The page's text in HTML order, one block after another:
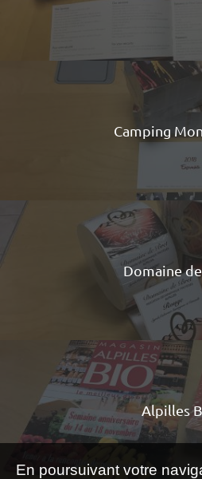
Camping
Domaine
Alpilles
En poursuivant votre